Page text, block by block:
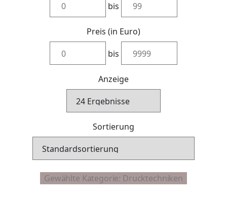
bis
Preis (in Euro)
bis
Anzeige
Sortierung